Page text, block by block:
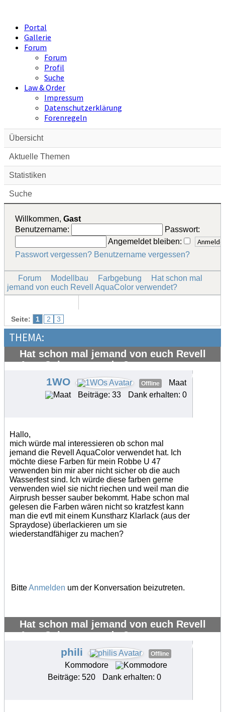
Portal
Gallerie
Forum
Forum
Profil
Suche
Law & Order
Impressum
Datenschutzerklärung
Forenregeln
Übersicht
Aktuelle Themen
Statistiken
Suche
Willkommen, Gast
Benutzername:
Passwort:
Angemeldet bleiben:
Passwort vergessen? Benutzername vergessen?
Forum Modellbau Farbgebung
Hat schon mal
jemand von euch Revell AquaColor verwendet?
Seite: 1 2 3
THEMA:
Hat schon mal jemand von euch Revell
AquaColor verwendet?
#20303
1WO Offline
Maat
Beiträge: 33
Dank erhalten: 0
Hallo,
mich würde mal interessieren ob schon mal
jemand die Revell AquaColor verwendet hat. Ich
möchte diese Farben für mein Robbe U 47
verwenden bin mir aber nicht sicher ob die auch
Wasserfest sind. Ich würde diese farben gerne
verwenden wiel sie nicht riechen und weil man die
Airprush besser sauber bekommt. Habe schon mal
gelesen die Farben wären nicht so kratzfest kann
man die evtl mit einem Kunstharz Klarlack (aus der
Spraydose) überlackieren um sie
wiederstandfähiger zu machen?
BitteAnmelden um der Konversation beizutreten.
Hat schon mal jemand von euch Revell
AquaColor verwendet?
#20305
phili Offline
Kommodore
Beiträge: 520
Dank erhalten: 0